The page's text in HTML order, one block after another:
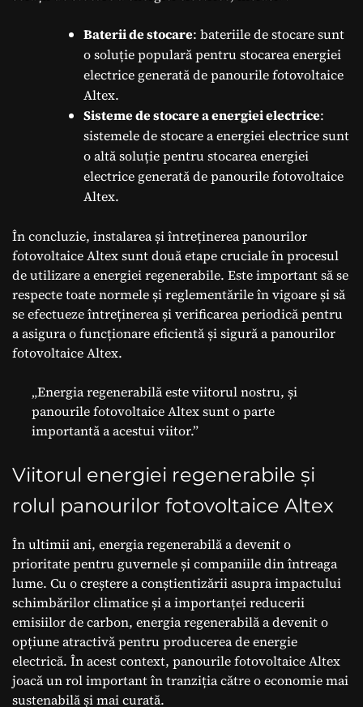
Baterii de stocare: bateriile de stocare sunt
o soluție populară pentru stocarea energiei
electrice generată de panourile fotovoltaice
Altex.
Sisteme de stocare a energiei electrice:
sistemele de stocare a energiei electrice sunt
o altă soluție pentru stocarea energiei
electrice generată de panourile fotovoltaice
Altex.
În concluzie, instalarea și întreținerea panourilor
fotovoltaice Altex sunt două etape cruciale în procesul
de utilizare a energiei regenerabile. Este important să se
respecte toate normele și reglementările în vigoare și să
se efectueze întreținerea și verificarea periodică pentru
a asigura o funcționare eficientă și sigură a panourilor
fotovoltaice Altex.
„Energia regenerabilă este viitorul nostru, și
panourile fotovoltaice Altex sunt o parte
importantă a acestui viitor.”
Viitorul energiei regenerabile și
rolul panourilor fotovoltaice Altex
În ultimii ani, energia regenerabilă a devenit o
prioritate pentru guvernele și companiile din întreaga
lume. Cu o creștere a conștientizării asupra impactului
schimbărilor climatice și a importanței reducerii
emisiilor de carbon, energia regenerabilă a devenit o
opțiune atractivă pentru producerea de energie
electrică. În acest context, panourile fotovoltaice Altex
joacă un rol important în tranziția către o economie mai
sustenabilă și mai curată.